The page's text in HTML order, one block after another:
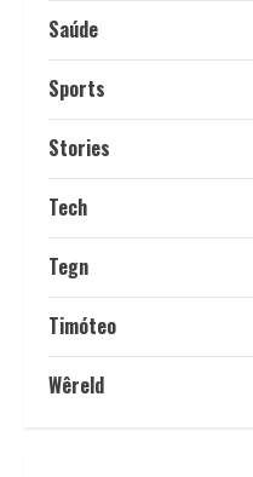
Saúde
Sports
Stories
Tech
Tegn
Timóteo
Wêreld